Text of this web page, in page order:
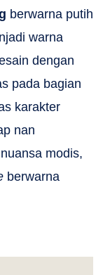
berwarna putih
warna
dengan
pada bagian
karakter
nan
modis,
berwarna